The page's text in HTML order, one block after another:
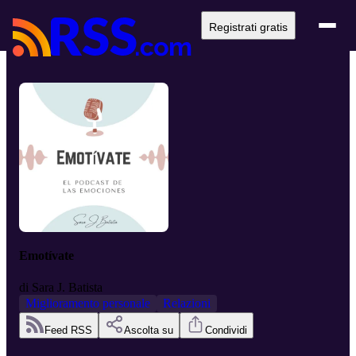
Registrati gratis
Emotívate
di Sara J. Batista
Miglioramento personale
Relazioni
Feed RSS Ascolta su Condividi